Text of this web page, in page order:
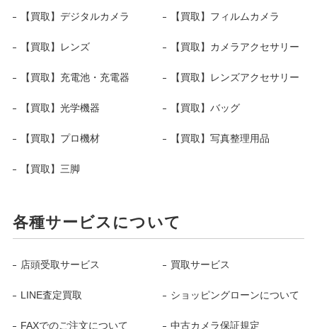
【買取】デジタルカメラ 【買取】フィルムカメラ
【買取】レンズ 【買取】カメラアクセサリー
【買取】充電池・充電器 【買取】レンズアクセサリー
【買取】光学機器 【買取】バッグ
【買取】プロ機材 【買取】写真整理用品
【買取】三脚
各種サービスについて
店頭受取サービス 買取サービス
LINE査定買取 ショッピングローンについて
FAXでのご注文について 中古カメラ保証規定